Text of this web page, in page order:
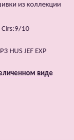
из коллекции
10
HUS JEF EXP
виде